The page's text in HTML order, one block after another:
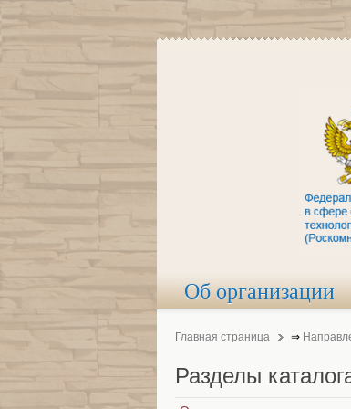
Об организации
Главная страница ⇒
Разделы